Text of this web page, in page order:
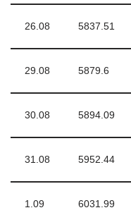
26.08 5837.51
29.08 5879.6
30.08 5894.09
31.08 5952.44
1.09 6031.99